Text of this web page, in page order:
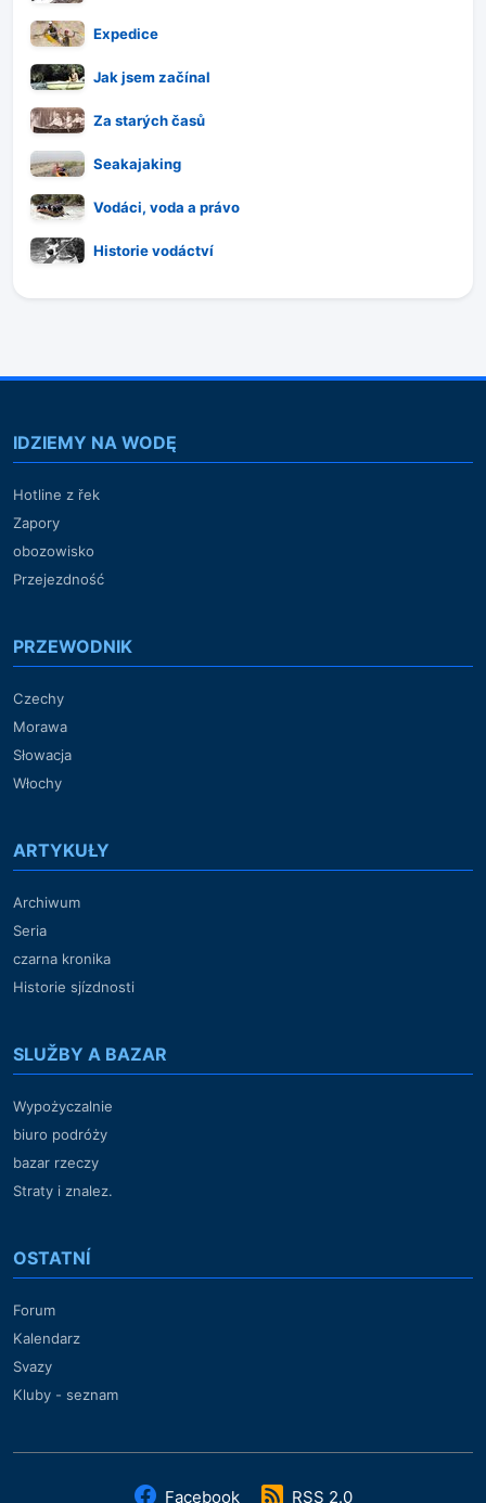
Expedice
Jak jsem začínal
Za starých časů
Seakajaking
Vodáci, voda a právo
Historie vodáctví
IDZIEMY NA WODĘ
Hotline z řek
Zapory
obozowisko
Przejezdność
PRZEWODNIK
Czechy
Morawa
Słowacja
Włochy
ARTYKUŁY
Archiwum
Seria
czarna kronika
Historie sjízdnosti
SLUŽBY A BAZAR
Wypożyczalnie
biuro podróży
bazar rzeczy
Straty i znalez.
OSTATNÍ
Forum
Kalendarz
Svazy
Kluby - seznam
Facebook RSS 2.0